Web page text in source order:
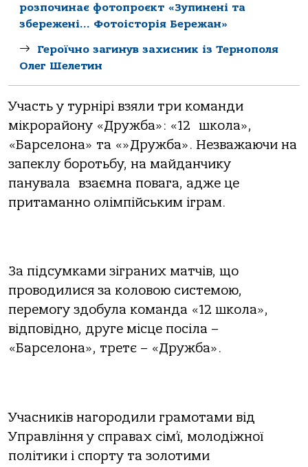
розпочинає фотопроєкт «Зупинені та
збережені… Фотоісторія Бережан»
Героїчно загинув захисник із Тернополя
Олег Шелетин
Участь у турнірі взяли три команди
мікрорайону «Дружба»: «12 школа»,
«Барселона» та «»Дружба». Незважаючи на
запеклу боротьбу, на майданчику
панувала взаємна повага, адже це
притаманно олімпійським іграм.
За підсумками зіграних матчів, що
проводилися за коловою системою,
перемогу здобула команда «12 школа»,
відповідно, друге місце посіла –
«Барселона», третє – «Дружба».
Учасників нагородили грамотами від
Управління у справах сім’ї, молодіжної
політики і спорту та золотими